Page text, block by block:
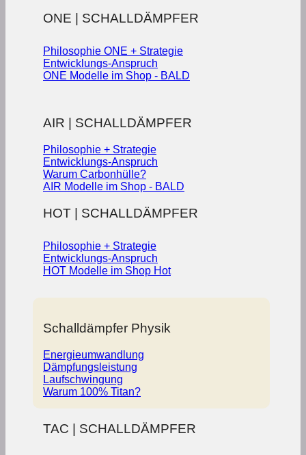
ONE | SCHALLDÄMPFER
Philosophie ONE + Strategie
Entwicklungs-Anspruch
ONE Modelle im Shop - BALD
AIR | SCHALLDÄMPFER
Philosophie + Strategie
Entwicklungs-Anspruch
Warum Carbonhülle?
AIR Modelle im Shop - BALD
HOT | SCHALLDÄMPFER
Philosophie + Strategie
Entwicklungs-Anspruch
HOT Modelle im Shop
Schalldämpfer Physik
Energieumwandlung
Dämpfungsleistung
Laufschwingung
Warum 100% Titan?
TAC | SCHALLDÄMPFER